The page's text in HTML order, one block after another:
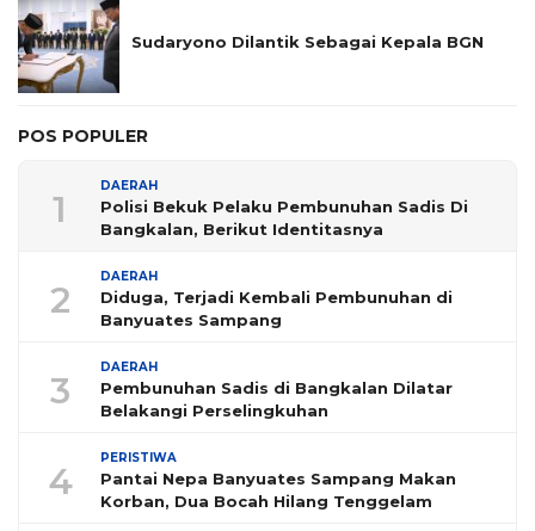
Sudaryono Dilantik Sebagai Kepala BGN
POS POPULER
1
DAERAH
Polisi Bekuk Pelaku Pembunuhan Sadis Di
Bangkalan, Berikut Identitasnya
2
DAERAH
Diduga, Terjadi Kembali Pembunuhan di
Banyuates Sampang
3
DAERAH
Pembunuhan Sadis di Bangkalan Dilatar
Belakangi Perselingkuhan
4
PERISTIWA
Pantai Nepa Banyuates Sampang Makan
Korban, Dua Bocah Hilang Tenggelam